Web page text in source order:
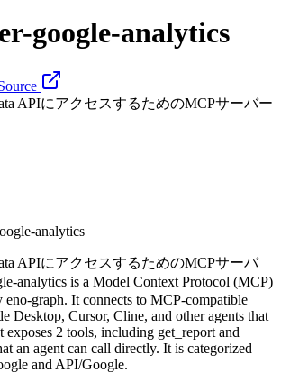
google-analytics
APIにアクセスするためのMCPサーバー
analytics
APIにアクセスするためのMCPサーバ
analytics is a Model Context Protocol (MCP)
eno-graph. It connects to MCP-compatible
Desktop, Cursor, Cline, and other agents that
exposes 2 tools, including get_report and
an agent can call directly. It is categorized
and API/Google.